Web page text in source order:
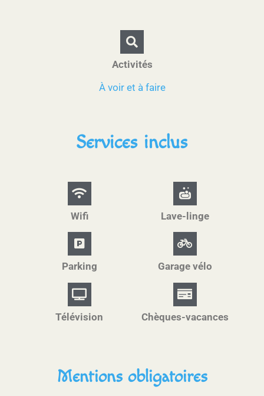
Activités
À voir et à faire
Services inclus
Wifi Lave-linge
Parking Garage vélo
Télévision Chèques-vacances
Mentions obligatoires